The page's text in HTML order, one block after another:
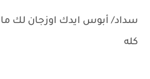
سداد/ أبوس ايدك اوزجان لك ما
كله